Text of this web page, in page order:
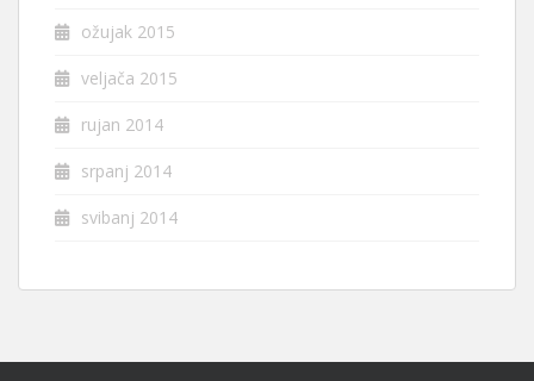
ožujak 2015
veljača 2015
rujan 2014
srpanj 2014
svibanj 2014